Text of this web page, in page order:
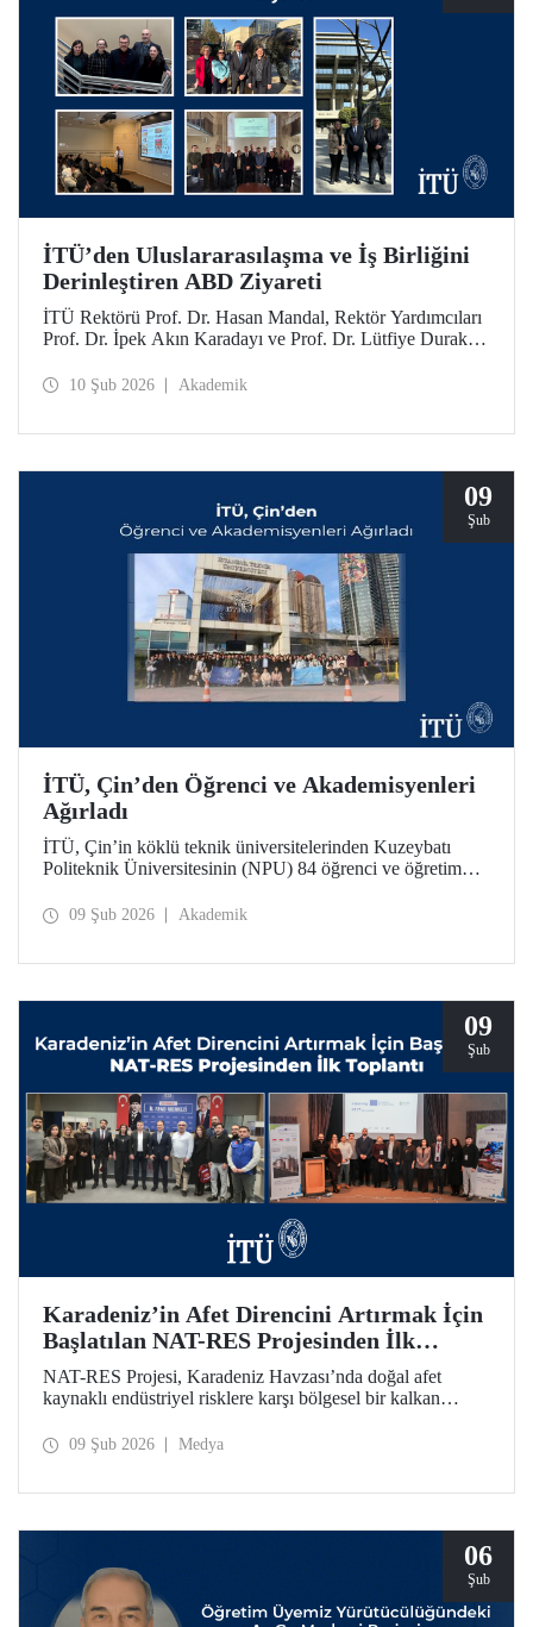
İTÜ’den Uluslararasılaşma ve İş Birliğini
Derinleştiren ABD Ziyareti
İTÜ Rektörü Prof. Dr. Hasan Mandal, Rektör Yardımcıları
Prof. Dr. İpek Akın Karadayı ve Prof. Dr. Lütfiye Durak
ve mezunlarıyla bir araya gelmek için 24-30 Ocak 2026
10 Şub 2026 Akademik
09
Şub
İTÜ, Çin’den Öğrenci ve Akademisyenleri
Ağırladı
İTÜ, Çin’in köklü teknik üniversitelerinden Kuzeybatı
Politeknik Üniversitesinin (NPU) 84 öğrenci ve öğretim
arasındaki akademik iş birliği olanakları değerlendirildi.
09 Şub 2026 Akademik
09
Şub
Karadeniz’in Afet Direncini Artırmak İçin
Başlatılan NAT-RES Projesinden İlk
Toplantı
NAT-RES Projesi, Karadeniz Havzası’nda doğal afet
kaynaklı endüstriyel risklere karşı bölgesel bir kalkan
Yunanistan ve Ukrayna’dan paydaş kurumların iş birliğiyle
09 Şub 2026 Medya
06
Şub